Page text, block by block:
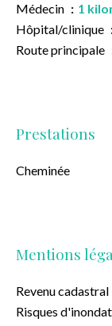
Médecin
1
Hôpital/clinique
Route principale
Prestations
Cheminée
Mentions
Revenu cadastral
Risques